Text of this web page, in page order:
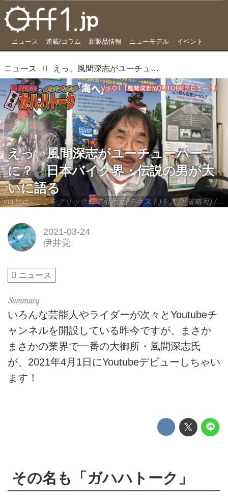
ニュース 連載/コラム 新製品情報 ニューモデル イベント
ニュース えっ、風間深志がユーチューバーに？ 日本バイク界・伝説の男が大いに語る
via text - ここをクリックして引用元(テキスト)を入力(省略可) / site.to.link.com - ここをクリックして引用元を入力(省略可)
えっ、風間深志がユーチューバー
に？ 日本バイク界・伝説の男が大
いに語る
2021-03-24
伊井覚
ニュース
いろんな芸能人やライダーが次々とYoutubeチ
ャンネルを開設している昨今ですが、まさか
まさかの業界で一番の大御所・風間深志氏
が、2021年4月1日にYoutubeデビューしちゃい
ます！
その名も「ガハハトーク」